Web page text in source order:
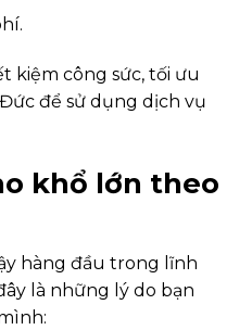
kiệm công sức, tối ưu
để sử dụng dịch vụ
khổ lớn theo
hàng đầu trong lĩnh
là những lý do bạn